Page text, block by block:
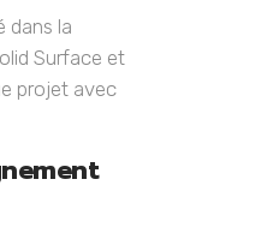
dans la
Surface et
projet avec